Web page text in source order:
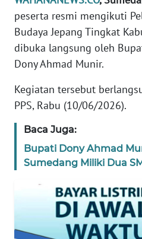
peserta resmi mengikuti
Budaya Jepang Tingkat
dibuka langsung oleh
Dony Ahmad Munir.
Kegiatan tersebut
PPS, Rabu (10/06/2026).
Baca Juga:
Bupati Dony Ahmad
Sumedang Miliki Dua
DISCLAIMER
Wahana
News
Regional
WN
SUMUT
WN
JAKARTA
BANTEN